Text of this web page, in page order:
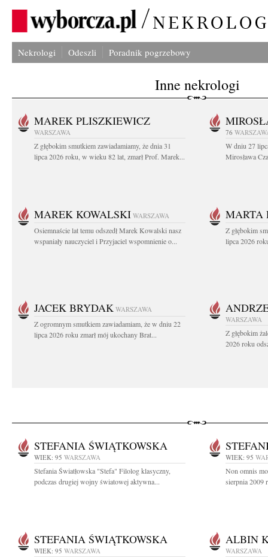
Nekrologi Odeszli Poradnik pogrzebowy
Inne nekrologi
MAREK PLISZKIEWICZ
WARSZAWA
Z głębokim smutkiem zawiadamiamy, że dnia 31
lipca 2026 roku, w wieku 82 lat, zmarł Prof. Marek...
76
W dniu 27
Mirosława
MAREK KOWALSKI WARSZAWA
Osiemnaście lat temu odszedł Marek Kowalski nasz
wspaniały nauczyciel i Przyjaciel wspomnienie o...
MARTA
Z głębokim
lipca 2026
JACEK BRYDAK WARSZAWA
Z ogromnym smutkiem zawiadamiam, że w dniu 22
lipca 2026 roku zmarł mój ukochany Brat...
WARSZAWA
Z głębokim
2026 roku
STEFANIA ŚWIĄTKOWSKA
WIEK: 95 WARSZAWA
Stefania Światłowska "Stefa" Filolog klasyczny,
podczas drugiej wojny światowej aktywna...
WIEK: 95
Non omnis
sierpnia 2009
STEFANIA ŚWIĄTKOWSKA
WIEK: 95 WARSZAWA
ALBIN
WARSZAWA